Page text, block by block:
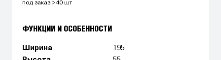
под заказ >40 шт
ФУНКЦИИ И ОСОБЕННОСТИ
Ширина
195